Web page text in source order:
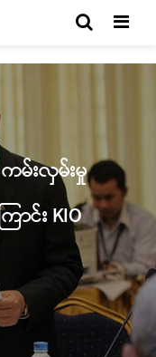
မ်းလှမ်းမှု
း KIO